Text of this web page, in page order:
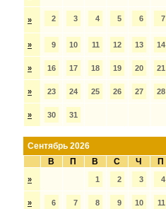
» 2 3 4 5 6 7
» 9 10 11 12 13 14
» 16 17 18 19 20 21
» 23 24 25 26 27 28
» 30 31
Сентябрь 2026
В
П В С Ч П
» 1 2 3 4
» 6 7 8 9 10 11